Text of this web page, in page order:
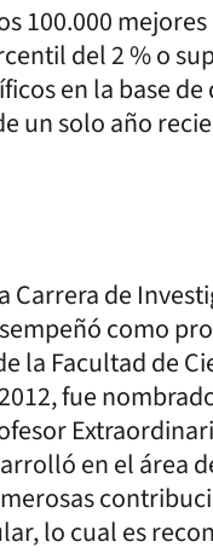
100.000
del 2 % o
en la base
un solo año
de
como
la Facultad de
fue
en el área
lo cual es